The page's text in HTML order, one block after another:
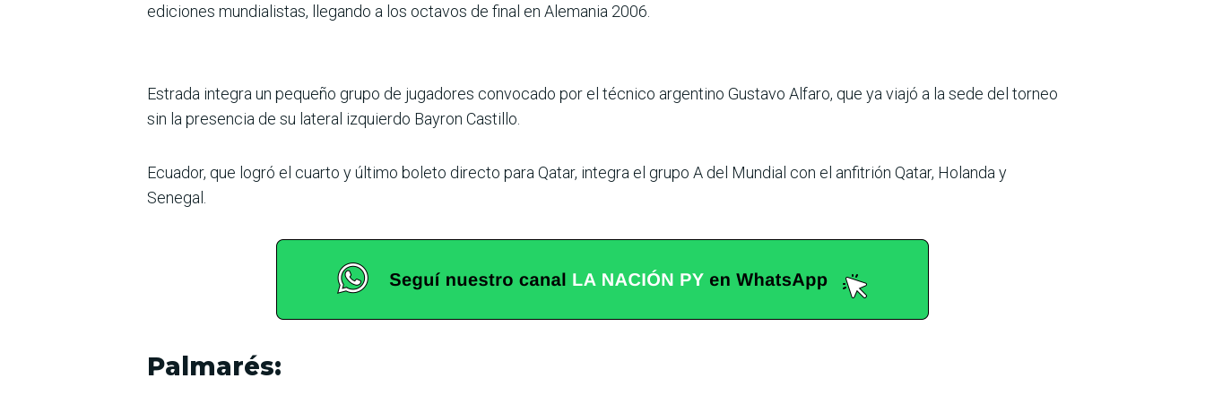
ediciones mundialistas, llegando a los octavos de final en Alemania 2006.
Estrada integra un pequeño grupo de jugadores convocado por el técnico argentino Gustavo Alfaro, que ya viajó a la sede del torneo
sin la presencia de su lateral izquierdo Bayron Castillo.
Ecuador, que logró el cuarto y último boleto directo para Qatar, integra el grupo A del Mundial con el anfitrión Qatar, Holanda y
Senegal.
Palmarés: